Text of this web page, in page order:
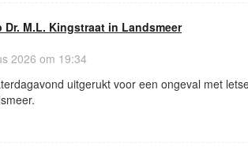
M.L. Kingstraat in Landsmeer
2026 om 19:34
uitgerukt voor een ongeval met